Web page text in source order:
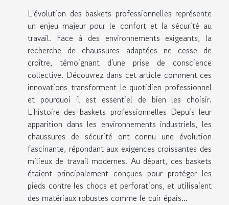
L'évolution des baskets professionnelles représente
un enjeu majeur pour le confort et la sécurité au
travail. Face à des environnements exigeants, la
recherche de chaussures adaptées ne cesse de
croître, témoignant d'une prise de conscience
collective. Découvrez dans cet article comment ces
innovations transforment le quotidien professionnel
et pourquoi il est essentiel de bien les choisir.
L'histoire des baskets professionnelles Depuis leur
apparition dans les environnements industriels, les
chaussures de sécurité ont connu une évolution
fascinante, répondant aux exigences croissantes des
milieux de travail modernes. Au départ, ces baskets
étaient principalement conçues pour protéger les
pieds contre les chocs et perforations, et utilisaient
des matériaux robustes comme le cuir épais...